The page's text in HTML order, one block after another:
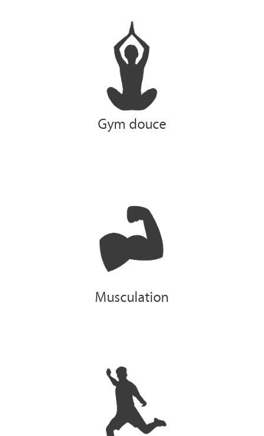
Gym douce
Musculation